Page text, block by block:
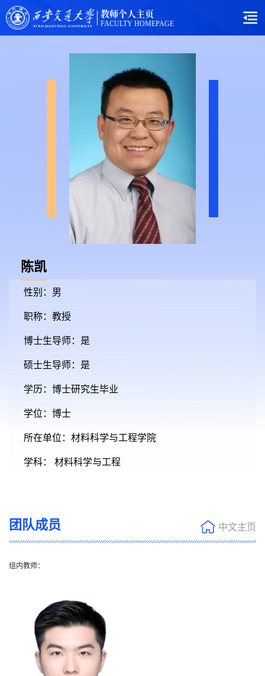
教师个人主页
FACULTY HOMEPAGE
陈凯
性别：男
职称：教授
博士生导师：是
硕士生导师：是
学历：博士研究生毕业
学位：博士
所在单位：材料科学与工程学院
学科： 材料科学与工程
团队成员 中文主页
组内教师：